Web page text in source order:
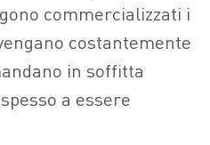
commercializzati i
costantemente
in soffitta
a essere